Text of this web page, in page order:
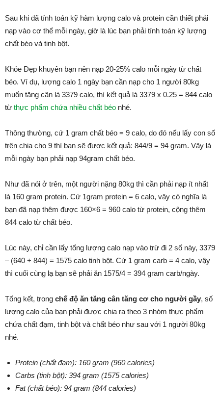
Sau khi đã tính toán kỹ hàm lượng calo và protein cần thiết phải
nạp vào cơ thể mỗi ngày, giờ là lúc bạn phải tính toán kỹ lượng
chất béo và tinh bột.
Khỏe Đẹp khuyên bạn nên nạp 20-25% calo mỗi ngày từ chất
béo. Ví dụ, lượng calo 1 ngày bạn cần nạp cho 1 người 80kg
muốn tăng cân là 3379 calo, thì kết quả là 3379 x 0.25 = 844 calo
từ thực phẩm chứa nhiều chất béo nhé.
Thông thường, cứ 1 gram chất béo = 9 calo, do đó nếu lấy con số
trên chia cho 9 thì bạn sẽ được kết quả: 844/9 = 94 gram. Vậy là
mỗi ngày bạn phải nạp 94gram chất béo.
Như đã nói ở trên, một người nặng 80kg thì cần phải nạp ít nhất
là 160 gram protein. Cứ 1gram protein = 6 calo, vậy có nghĩa là
bạn đã nạp thêm được 160×6 = 960 calo từ protein, cộng thêm
844 calo từ chất béo.
Lúc này, chỉ cần lấy tổng lượng calo nạp vào trừ đi 2 số này, 3379
– (640 + 844) = 1575 calo tinh bột. Cứ 1 gram carb = 4 calo, vậy
thì cuối cùng lạ bạn sẽ phải ăn 1575/4 = 394 gram carb/ngày.
Tổng kết, trong chế độ ăn tăng cân tăng cơ cho người gầy, số
lượng calo của bạn phải được chia ra theo 3 nhóm thực phẩm
chứa chất đạm, tinh bột và chất béo như sau với 1 người 80kg
nhé.
Protein (chất đạm): 160 gram (960 calories)
Carbs (tinh bột): 394 gram (1575 calories)
Fat (chất béo): 94 gram (844 calories)